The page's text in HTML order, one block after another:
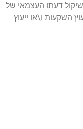
דעתו העצמאי של
השקעות ו\או ייעוץ